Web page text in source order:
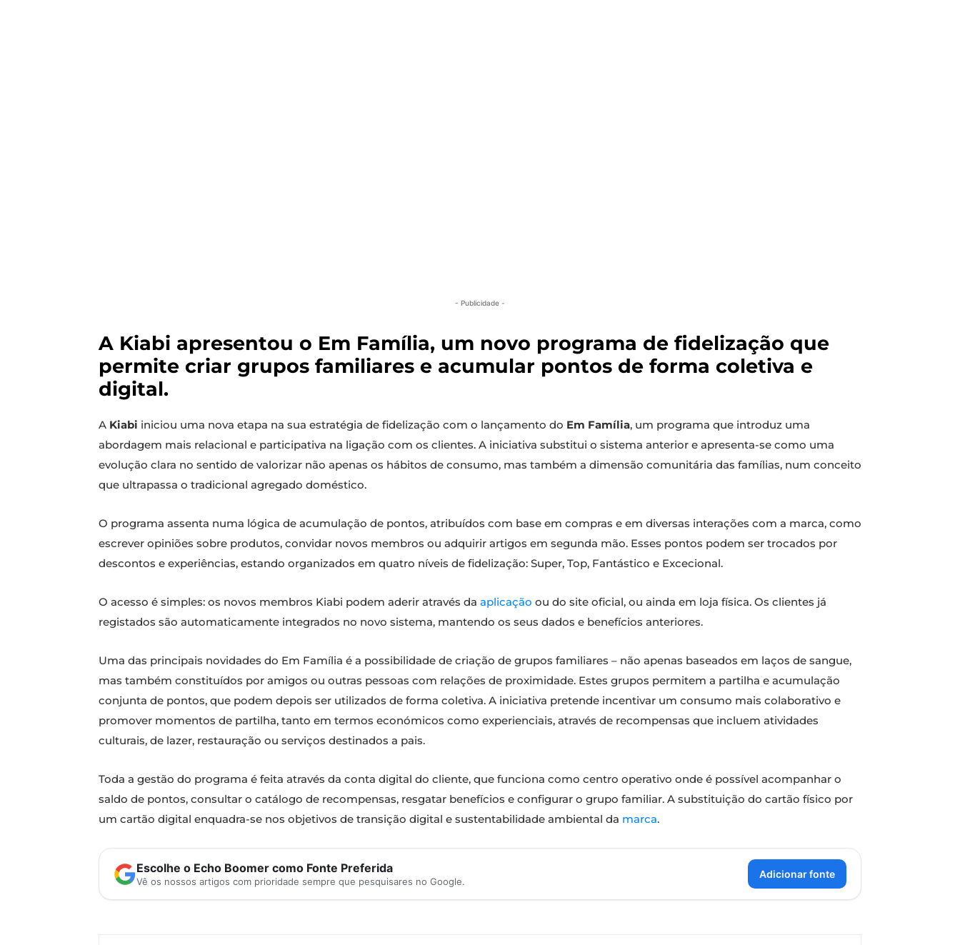
- Publicidade -
A Kiabi apresentou o Em Família, um novo programa de fidelização que
permite criar grupos familiares e acumular pontos de forma coletiva e
digital.
A Kiabi iniciou uma nova etapa na sua estratégia de fidelização com o lançamento do Em Família, um programa que introduz uma
abordagem mais relacional e participativa na ligação com os clientes. A iniciativa substitui o sistema anterior e apresenta-se como uma
evolução clara no sentido de valorizar não apenas os hábitos de consumo, mas também a dimensão comunitária das famílias, num conceito
que ultrapassa o tradicional agregado doméstico.
O programa assenta numa lógica de acumulação de pontos, atribuídos com base em compras e em diversas interações com a marca, como
escrever opiniões sobre produtos, convidar novos membros ou adquirir artigos em segunda mão. Esses pontos podem ser trocados por
descontos e experiências, estando organizados em quatro níveis de fidelização: Super, Top, Fantástico e Excecional.
O acesso é simples: os novos membros Kiabi podem aderir através da aplicação ou do site oficial, ou ainda em loja física. Os clientes já
registados são automaticamente integrados no novo sistema, mantendo os seus dados e benefícios anteriores.
Uma das principais novidades do Em Família é a possibilidade de criação de grupos familiares – não apenas baseados em laços de sangue,
mas também constituídos por amigos ou outras pessoas com relações de proximidade. Estes grupos permitem a partilha e acumulação
conjunta de pontos, que podem depois ser utilizados de forma coletiva. A iniciativa pretende incentivar um consumo mais colaborativo e
promover momentos de partilha, tanto em termos económicos como experienciais, através de recompensas que incluem atividades
culturais, de lazer, restauração ou serviços destinados a pais.
Toda a gestão do programa é feita através da conta digital do cliente, que funciona como centro operativo onde é possível acompanhar o
saldo de pontos, consultar o catálogo de recompensas, resgatar benefícios e configurar o grupo familiar. A substituição do cartão físico por
um cartão digital enquadra-se nos objetivos de transição digital e sustentabilidade ambiental da marca.
Escolhe o Echo Boomer como Fonte Preferida
Vê os nossos artigos com prioridade sempre que pesquisares no Google.
Adicionar fonte